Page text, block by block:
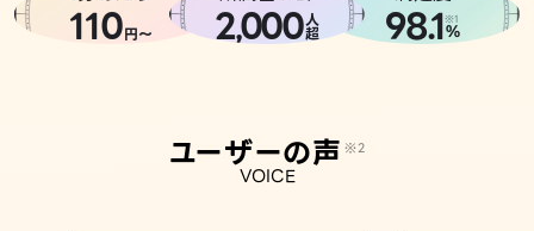
相談事例110円〜 2,000人
超 98.1※1
%
ユーザーの声 ※2
VOICE